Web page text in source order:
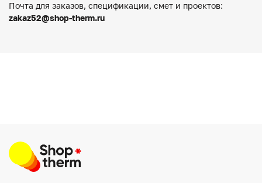
Почта для заказов, спецификации, смет и проектов:
zakaz52@shop-therm.ru